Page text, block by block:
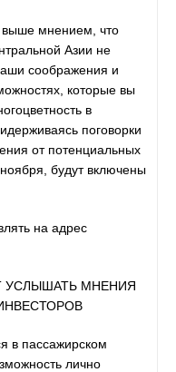
выше мнением, что
Азии не
соображения и
которые вы
в
поговорки
от потенциальных
будут включены
на адрес
УСЛЫШАТЬ МНЕНИЯ
в пассажирском
лично